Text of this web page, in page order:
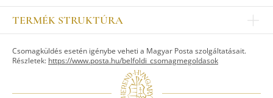
Impresszum
Kapcsolat
Jogi nyilatkozat
TERMÉK STRUKTÚRA
ASZTALKULTÚRA
Csomagküldés esetén igénybe veheti a Magyar Posta szolgáltatásait.
Részletek: https://www.posta.hu/belfoldi_csomagmegoldasok